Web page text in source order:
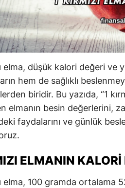
elma, düşük kalori değeri
hem de sağlıklı
biridir. Bu yazıda, “1
elmanın besin değerlerini,
faydalarını ve günlük
ELMANIN KALORI
elma, 100 gramda